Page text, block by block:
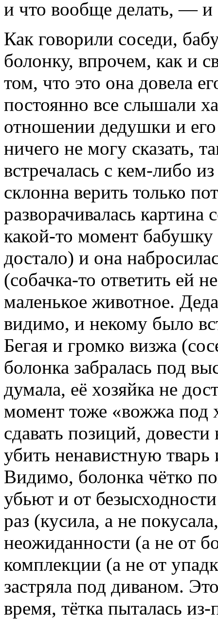
и что вообще делать, —
Как говорили соседи,
болонку, впрочем, как и
том, что это она довела
постоянно все слышали
отношении дедушки и
ничего не могу сказать,
встречалась с кем-либо
склонна верить только
разворачивалась
какой-то момент бабушку
достало) и она
(собачка-то ответить ей
маленькое животное.
видимо, и некому было
Бегая и громко визжа
болонка забралась под
думала, её хозяйка не
момент тоже «вожжа под
сдавать позиций,
убить ненавистную тварь
Видимо, болонка чётко
убьют и от
раз (кусила, а не
неожиданности (а не от
комплекции (а не от
застряла под диваном.
время, тётка пыталась